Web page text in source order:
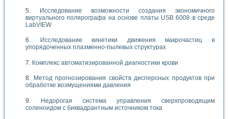
Исследование возможности создания экономичного
виртуального полярографа на основе платы USB 6008 в среде
LabVIEW
Исследование кинетики движения макрочастиц в
упорядоченных плазменно-пылевых структурах
Комплекс автоматизированной диагностики крови
Метод прогнозирования свойств дисперсных продуктов при
обработке возмущениями давления
Недорогая система управления сверхпроводящим
соленоидом с биквадрантным источником тока